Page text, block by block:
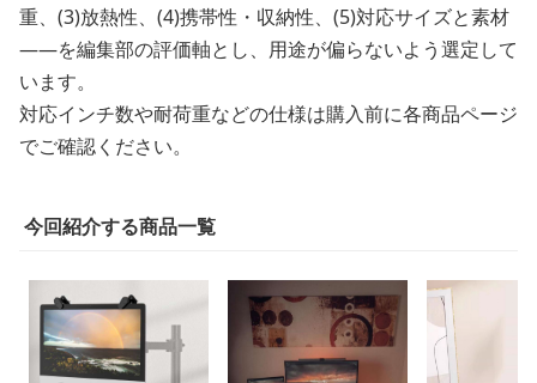
重、(3)放熱性、(4)携帯性・収納性、(5)対応サイズと素材
——を編集部の評価軸とし、用途が偏らないよう選定して
います。
対応インチ数や耐荷重などの仕様は購入前に各商品ページ
でご確認ください。
今回紹介する商品一覧